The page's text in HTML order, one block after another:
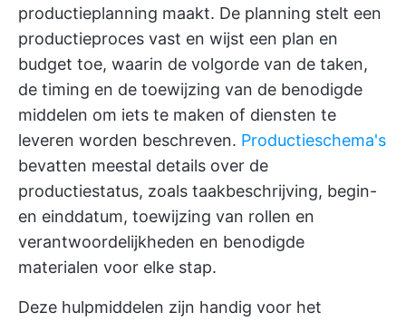
productieplanning maakt. De planning stelt een
productieproces vast en wijst een plan en
budget toe, waarin de volgorde van de taken,
de timing en de toewijzing van de benodigde
middelen om iets te maken of diensten te
leveren worden beschreven. Productieschema's
bevatten meestal details over de
productiestatus, zoals taakbeschrijving, begin-
en einddatum, toewijzing van rollen en
verantwoordelijkheden en benodigde
materialen voor elke stap.
Deze hulpmiddelen zijn handig voor het